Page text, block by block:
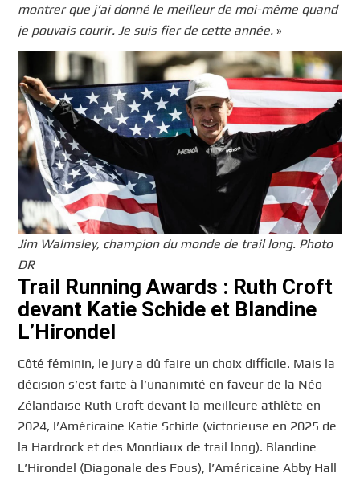
montrer que j’ai donné le meilleur de moi-même quand
je pouvais courir. Je suis fier de cette année.»
Jim Walmsley, champion du monde de trail long. Photo
DR
Trail Running Awards : Ruth Croft
devant Katie Schide et Blandine
L’Hirondel
Côté féminin, le jury a dû faire un choix difficile. Mais la
décision s’est faite à l’unanimité en faveur de la Néo-
Zélandaise Ruth Croft devant la meilleure athlète en
2024, l’Américaine Katie Schide (victorieuse en 2025 de
la Hardrock et des Mondiaux de trail long). Blandine
L’Hirondel (Diagonale des Fous), l’Américaine Abby Hall